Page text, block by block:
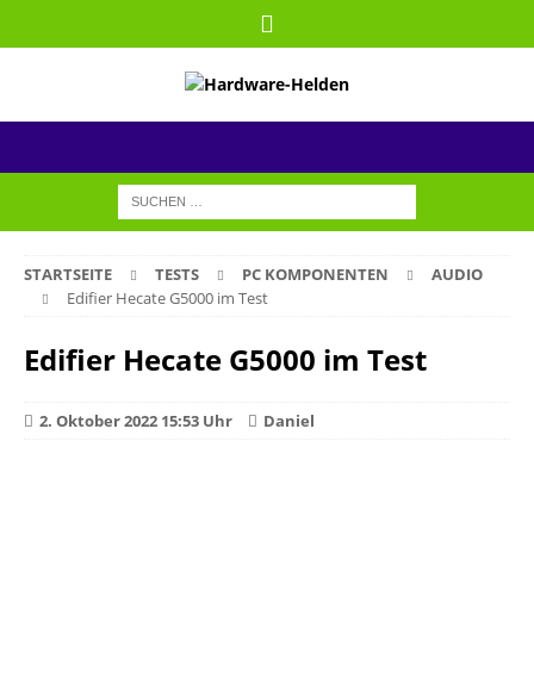
STARTSEITE TESTS PC KOMPONENTEN
AUDIO
Edifier Hecate G5000 im Test
Edifier Hecate G5000 im Test
2. Oktober 2022 15:53 Uhr Daniel